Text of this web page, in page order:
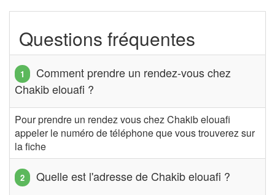
Questions fréquentes
Comment prendre un rendez-vous chez
Chakib elouafi ?
Pour prendre un rendez vous chez Chakib elouafi
appeler le numéro de téléphone que vous trouverez sur
la fiche
Quelle est l'adresse de Chakib elouafi ?